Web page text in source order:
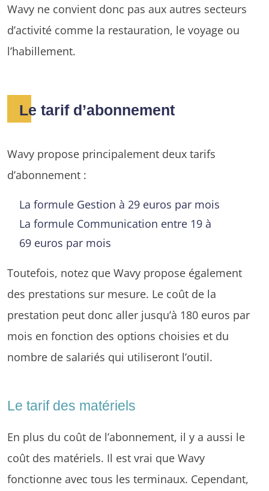
Wavy ne convient donc pas aux autres secteurs
d’activité comme la restauration, le voyage ou
l’habillement.
Le tarif d’abonnement
Wavy propose principalement deux tarifs
d’abonnement :
La formule Gestion à 29 euros par mois
La formule Communication entre 19 à
69 euros par mois
Toutefois, notez que Wavy propose également
des prestations sur mesure. Le coût de la
prestation peut donc aller jusqu’à 180 euros par
mois en fonction des options choisies et du
nombre de salariés qui utiliseront l’outil.
Le tarif des matériels
En plus du coût de l’abonnement, il y a aussi le
coût des matériels. Il est vrai que Wavy
fonctionne avec tous les terminaux. Cependant,